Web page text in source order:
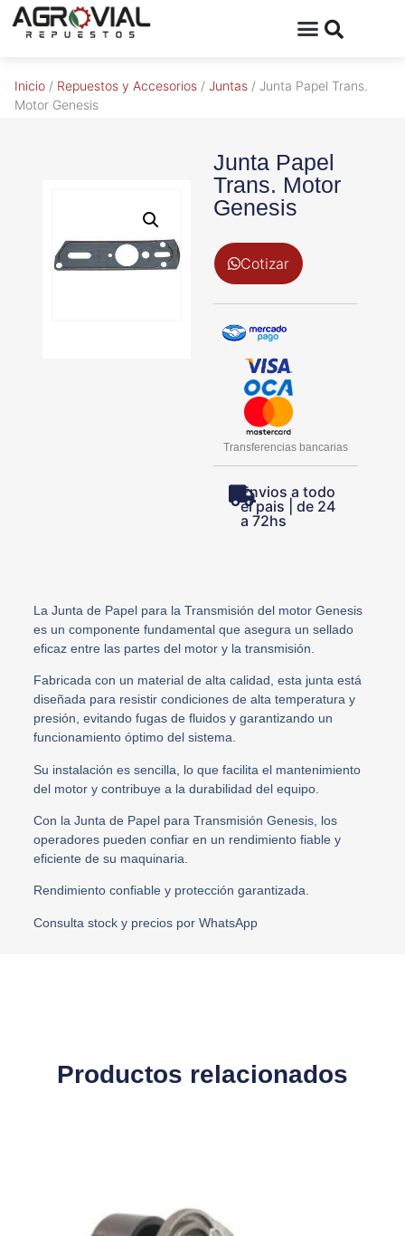
Inicio / Repuestos y Accesorios / Juntas / Junta Papel Trans.
Motor Genesis
Junta Papel
Trans. Motor
Genesis
Cotizar
Transferencias bancarias
Envios a todo
el pais | de 24
a 72hs
La Junta de Papel para la Transmisión del motor Genesis
es un componente fundamental que asegura un sellado
eficaz entre las partes del motor y la transmisión.
Fabricada con un material de alta calidad, esta junta está
diseñada para resistir condiciones de alta temperatura y
presión, evitando fugas de fluidos y garantizando un
funcionamiento óptimo del sistema.
Su instalación es sencilla, lo que facilita el mantenimiento
del motor y contribuye a la durabilidad del equipo.
Con la Junta de Papel para Transmisión Genesis, los
operadores pueden confiar en un rendimiento fiable y
eficiente de su maquinaria.
Rendimiento confiable y protección garantizada.
Consulta stock y precios por WhatsApp
Productos relacionados